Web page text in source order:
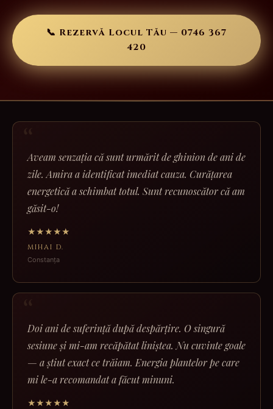
📞 Rezervă Locul Tău — 0746 367
420
Aveam senzația că sunt urmărit de ghinion de ani de
zile. Amira a identificat imediat cauza. Curățarea
energetică a schimbat totul. Sunt recunoscător că am
găsit-o!
★★★★★
MIHAI D.
Constanța
Doi ani de suferință după despărțire. O singură
sesiune și mi-am recăpătat liniștea. Nu cuvinte goale
— a știut exact ce trăiam. Energia plantelor pe care
mi le-a recomandat a făcut minuni.
★★★★★